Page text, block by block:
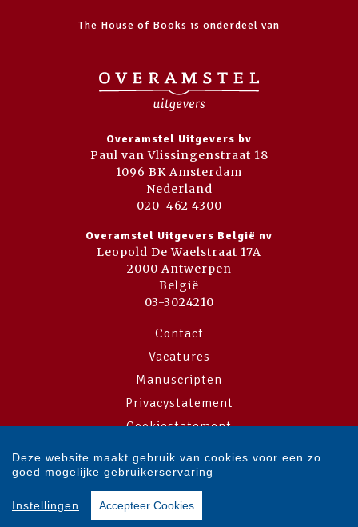
The House of Books is onderdeel van
Overamstel Uitgevers bv
Paul van Vlissingenstraat 18
1096 BK Amsterdam
Nederland
020-462 4300
Overamstel Uitgevers België nv
Leopold De Waelstraat 17A
2000 Antwerpen
België
03-3024210
Contact
Vacatures
Manuscripten
Privacystatement
Cookiestatement
Cookie-instellingen
Copyright © 2007-2026 Overamstel Uitgevers - Alle rechten voorbehouden
- Ontwerp door
Deze website maakt gebruik van cookies voor een zo
goed mogelijke gebruikerservaring
Instellingen Accepteer Cookies